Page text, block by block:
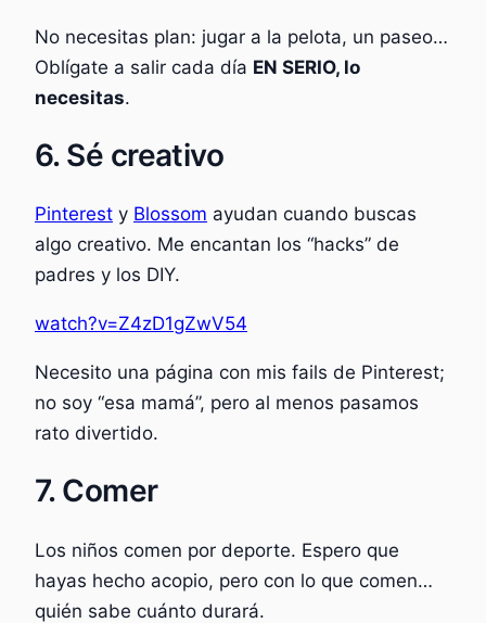
No necesitas plan: jugar a la pelota, un paseo…
Oblígate a salir cada día EN SERIO, lo
necesitas.
6. Sé creativo
Pinterest y Blossom ayudan cuando buscas
algo creativo. Me encantan los “hacks” de
padres y los DIY.
watch?v=Z4zD1gZwV54
Necesito una página con mis fails de Pinterest;
no soy “esa mamá”, pero al menos pasamos
rato divertido.
7. Comer
Los niños comen por deporte. Espero que
hayas hecho acopio, pero con lo que comen…
quién sabe cuánto durará.